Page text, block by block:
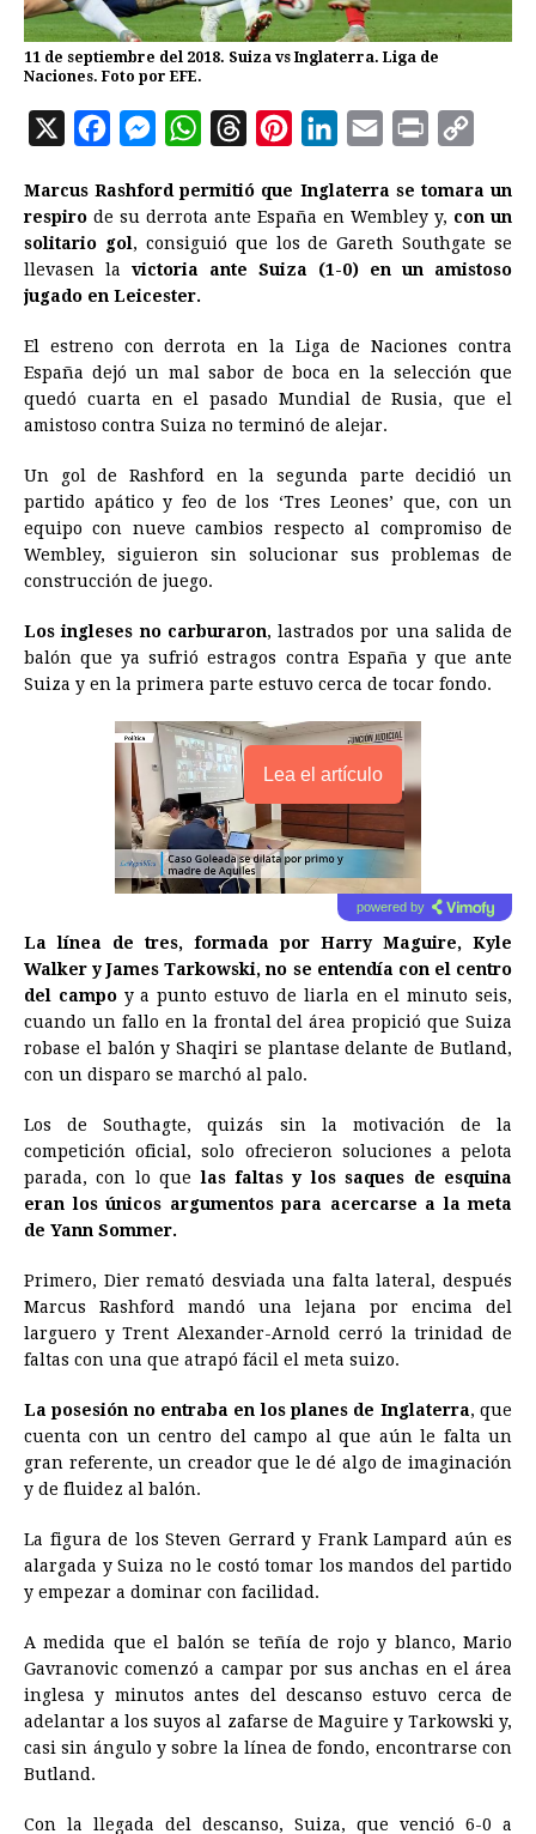
11 de septiembre del 2018. Suiza vs Inglaterra. Liga de
Naciones. Foto por EFE.
X
c
e
b
o
o
k
M
s
s
e
n
g
e
r
W
a
t
p
p
r
e
s
n
t
e
e
s
t
n
k
e
I
n
a
i
l
i
n
t
p
y
L
n
k
Marcus Rashford permitió que Inglaterra se tomara un
respiro de su derrota ante España en Wembley y, con un
solitario gol, consiguió que los de Gareth Southgate se
llevasen la victoria ante Suiza (1-0) en un amistoso
jugado en Leicester.
El estreno con derrota en la Liga de Naciones contra
España dejó un mal sabor de boca en la selección que
quedó cuarta en el pasado Mundial de Rusia, que el
amistoso contra Suiza no terminó de alejar.
Un gol de Rashford en la segunda parte decidió un
partido apático y feo de los ‘Tres Leones’ que, con un
equipo con nueve cambios respecto al compromiso de
Wembley, siguieron sin solucionar sus problemas de
construcción de juego.
Los ingleses no carburaron, lastrados por una salida de
balón que ya sufrió estragos contra España y que ante
Suiza y en la primera parte estuvo cerca de tocar fondo.
Lea el artículo
powered by
La línea de tres, formada por Harry Maguire, Kyle
Walker y James Tarkowski, no se entendía con el centro
del campoy a punto estuvo de liarla en el minuto seis,
cuando un fallo en la frontal del área propició que Suiza
robase el balón y Shaqiri se plantase delante de Butland,
con un disparo se marchó al palo.
Los de Southagte, quizás sin la motivación de la
competición oficial, solo ofrecieron soluciones a pelota
parada, con lo que las faltas y los saques de esquina
eran los únicos argumentos para acercarse a la meta
de Yann Sommer.
Primero, Dier remató desviada una falta lateral, después
Marcus Rashford mandó una lejana por encima del
larguero y Trent Alexander-Arnold cerró la trinidad de
faltas con una que atrapó fácil el meta suizo.
La posesión no entraba en los planes de Inglaterra, que
cuenta con un centro del campo al que aún le falta un
gran referente, un creador que le dé algo de imaginación
y de fluidez al balón.
La figura de los Steven Gerrard y Frank Lampard aún es
alargada y Suiza no le costó tomar los mandos del partido
y empezar a dominar con facilidad.
A medida que el balón se teñía de rojo y blanco, Mario
Gavranovic comenzó a campar por sus anchas en el área
inglesa y minutos antes del descanso estuvo cerca de
adelantar a los suyos al zafarse de Maguire y Tarkowski y,
casi sin ángulo y sobre la línea de fondo, encontrarse con
Butland.
Con la llegada del descanso, Suiza, que venció 6-0 a